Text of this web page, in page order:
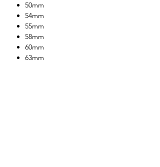
50mm
54mm
55mm
58mm
60mm
63mm